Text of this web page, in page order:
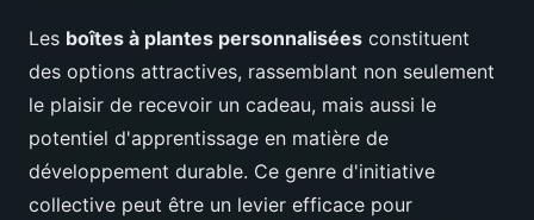
Les boîtes à plantes personnalisées constituent
des options attractives, rassemblant non seulement
le plaisir de recevoir un cadeau, mais aussi le
potentiel d'apprentissage en matière de
développement durable. Ce genre d'initiative
collective peut être un levier efficace pour